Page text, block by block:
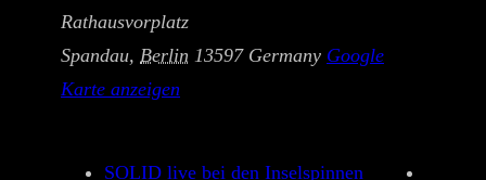
Rathausvorplatz
Spandau, Berlin 13597 Germany Google
Karte anzeigen
SOLID live bei den Inselspinnen